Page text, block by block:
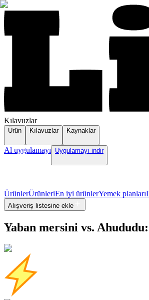
Kılavuzlar
Ürün Kılavuzlar Kaynaklar
Al uygulamayı Uygulamayı indir
ÜrünlerÜrünleriEn iyi ürünlerYemek planları
Alışveriş listesine ekle
Yaban mersini vs.